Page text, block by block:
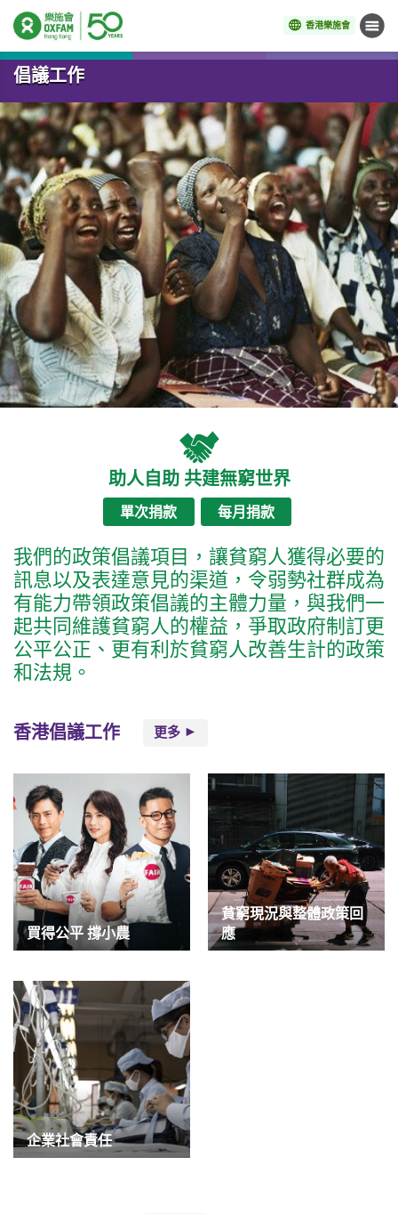
香港樂施會 目錄
開始主要內容
倡議工作
助人自助 共建無窮世界
單次捐款 每月捐款
我們的政策倡議項目，讓貧窮人獲得必要的
訊息以及表達意見的渠道，令弱勢社群成為
有能力帶領政策倡議的主體力量，與我們一
起共同維護貧窮人的權益，爭取政府制訂更
公平公正、更有利於貧窮人改善生計的政策
和法規。
香港倡議工作 更多
買得公平 撐小農
貧窮現況與整體政策回
應
企業社會責任